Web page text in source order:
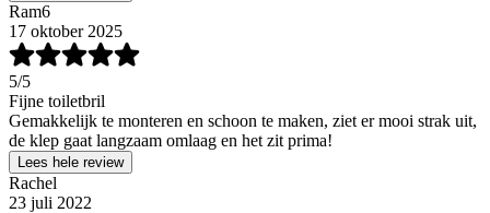
Ram6
17 oktober 2025
5/5
Fijne toiletbril
Gemakkelijk te monteren en schoon te maken, ziet er mooi strak uit,
de klep gaat langzaam omlaag en het zit prima!
Lees hele review
Rachel
23 juli 2022